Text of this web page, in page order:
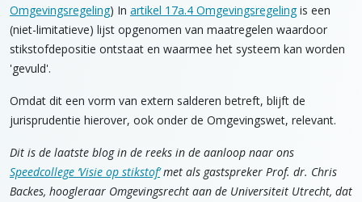
Omgevingsregeling) In artikel 17a.4 Omgevingsregelingis een
(niet-limitatieve) lijst opgenomen van maatregelen waardoor
stikstofdepositie ontstaat en waarmee het systeem kan worden
'gevuld'.
Omdat dit een vorm van extern salderen betreft, blijft de
jurisprudentie hierover, ook onder de Omgevingswet, relevant.
Dit is de laatste blog in de reeks in de aanloop naar ons
Speedcollege ‘Visie op stikstof’met als gastspreker Prof. dr. Chris
Backes, hoogleraar Omgevingsrecht aan de Universiteit Utrecht, dat